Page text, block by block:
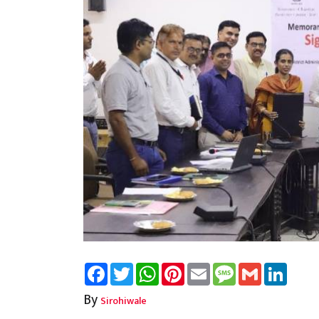
FacebookTwitterWhatsAppPinterest
Email Message
Gmail
By Sirohiwale